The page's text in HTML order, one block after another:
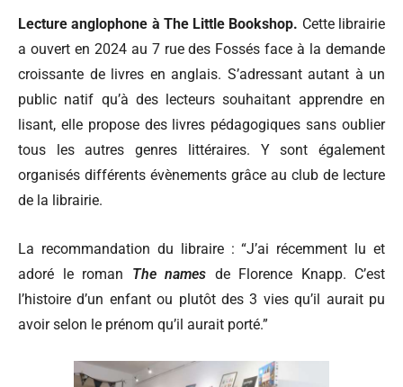
Lecture anglophone à The Little Bookshop. Cette librairie
a ouvert en 2024 au 7 rue des Fossés face à la demande
croissante de livres en anglais. S’adressant autant à un
public natif qu’à des lecteurs souhaitant apprendre en
lisant, elle propose des livres pédagogiques sans oublier
tous les autres genres littéraires. Y sont également
organisés différents évènements grâce au club de lecture
de la librairie.
La recommandation du libraire : “J’ai récemment lu et
adoré le roman The names de Florence Knapp. C’est
l’histoire d’un enfant ou plutôt des 3 vies qu’il aurait pu
avoir selon le prénom qu’il aurait porté.”